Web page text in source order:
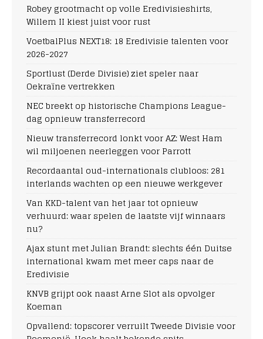
Robey grootmacht op volle Eredivisieshirts,
Willem II kiest juist voor rust
VoetbalPlus NEXT18: 18 Eredivisie talenten voor
2026-2027
Sportlust (Derde Divisie) ziet speler naar
Oekraïne vertrekken
NEC breekt op historische Champions League-
dag opnieuw transferrecord
Nieuw transferrecord lonkt voor AZ: West Ham
wil miljoenen neerleggen voor Parrott
Recordaantal oud-internationals clubloos: 281
interlands wachten op een nieuwe werkgever
Van KKD-talent van het jaar tot opnieuw
verhuurd: waar spelen de laatste vijf winnaars
nu?
Ajax stunt met Julian Brandt: slechts één Duitse
international kwam met meer caps naar de
Eredivisie
KNVB grijpt ook naast Arne Slot als opvolger
Koeman
Opvallend: topscorer verruilt Tweede Divisie voor